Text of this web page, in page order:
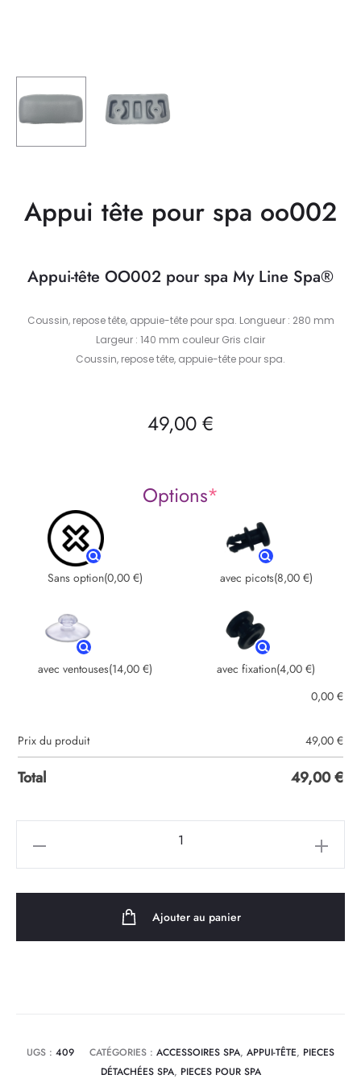
Appui tête pour spa oo002
Appui-tête OO002 pour spa My Line Spa®
Coussin, repose tête, appuie-tête pour spa. Longueur : 280 mm
Largeur : 140 mm couleur Gris clair
Coussin, repose tête, appuie-tête pour spa.
49,00 €
Options*
Sans option(0,00 €) avec picots(8,00 €)
avec ventouses(14,00 €) avec fixation(4,00 €)
0,00 €
Prix du produit 49,00 €
Total 49,00€
Ajouter au panier
UGS : 409 CATÉGORIES : ACCESSOIRES SPA, APPUI-TÊTE, PIECES
DÉTACHÉES SPA, PIECES POUR SPA